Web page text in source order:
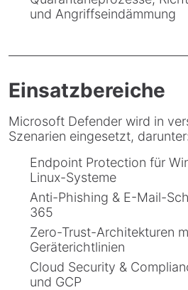
und Angriffseindämmung
Einsatzbereiche
Microsoft Defender wird in
Szenarien eingesetzt,
Endpoint Protection für
Linux-Systeme
Anti-Phishing & E-Mail-
365
Zero-Trust-Architekturen
Geräterichtlinien
Cloud Security &
und GCP